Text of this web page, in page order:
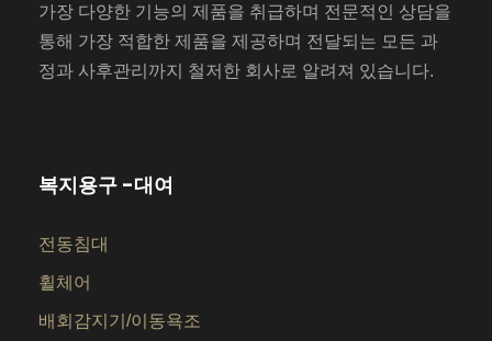
가장 다양한 기능의 제품을 취급하며 전문적인 상담을
통해 가장 적합한 제품을 제공하며 전달되는 모든 과
정과 사후관리까지 철저한 회사로 알려져 있습니다.
복지용구 -대여
전동침대
휠체어
배회감지기/이동욕조